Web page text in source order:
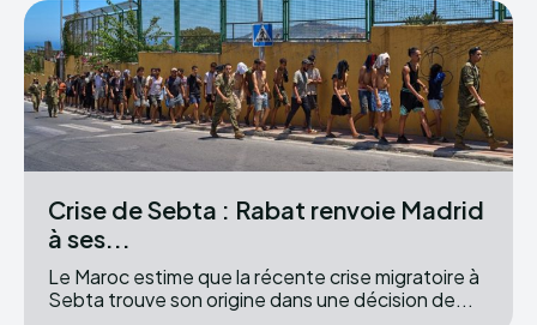
Crise de Sebta : Rabat renvoie Madrid
à ses...
Le Maroc estime que la récente crise migratoire à
Sebta trouve son origine dans une décision de...